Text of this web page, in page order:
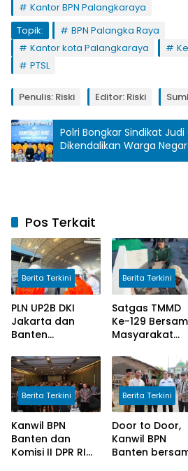
Kantor BPN Palangkaraya
Topik:
BPN Palangka Raya
Kantor kota Palangkaraya
PTSL
Penulis: Riski Editor: Riski
Polri Bongkar Sindikat
Dikendalikan Warga
Perputaran Uang Capai
Pos Terkait
Berita Terkini
PLN UP2B DKI
Jakarta dan
Banten
Awareness
Pengoperasian
PLTU Labuan
untuk Perkuat
Keandalan
Pasokan Listrik
Berita Terkini
Satgas TMMD
Ke-129
Masyarakat
Pekerjaan
Program
Manunggal Air
Bersih di Desa
Umbele
Berita Terkini
Kanwil BPN
Banten dan
Komisi II DPR RI
Berita Terkini
Door to Door,
Kanwil BPN
Banten